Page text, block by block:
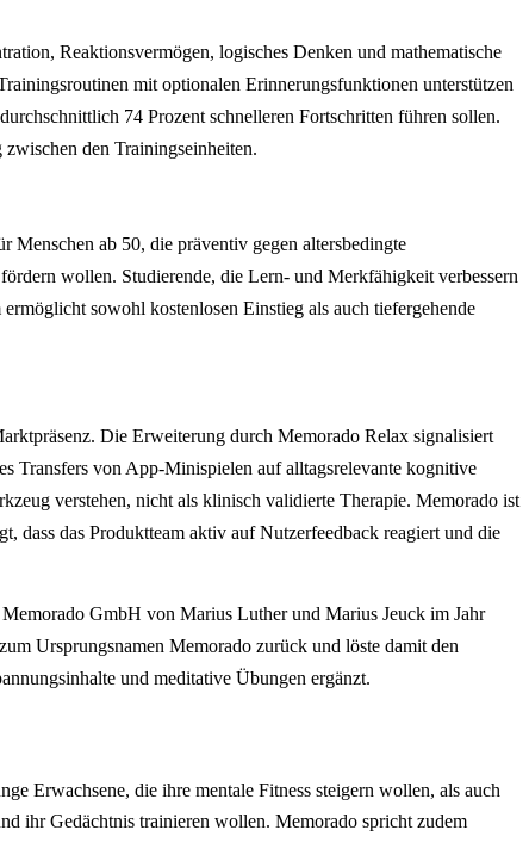
Reaktionsvermögen, logisches Denken und mathematische
mit optionalen Erinnerungsfunktionen unterstützen
74 Prozent schnelleren Fortschritten führen sollen.
den Trainingseinheiten.
ab 50, die präventiv gegen altersbedingte
wollen. Studierende, die Lern- und Merkfähigkeit verbessern
sowohl kostenlosen Einstieg als auch tiefergehende
Die Erweiterung durch Memorado Relax signalisiert
Transfers von App-Minispielen auf alltagsrelevante kognitive
verstehen, nicht als klinisch validierte Therapie. Memorado ist
dass das Produktteam aktiv auf Nutzerfeedback reagiert und die
GmbH von Marius Luther und Marius Jeuck im Jahr
Ursprungsnamen Memorado zurück und löste damit den
und meditative Übungen ergänzt.
Erwachsene, die ihre mentale Fitness steigern wollen, als auch
ihr Gedächtnis trainieren wollen. Memorado spricht zudem